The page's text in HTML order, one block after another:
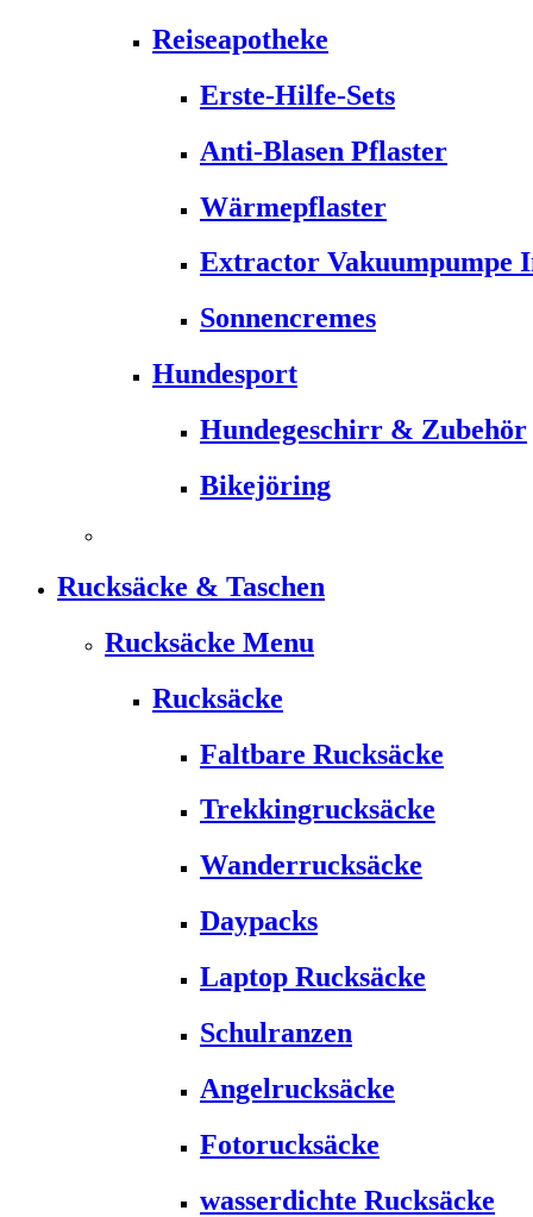
Reiseapotheke
Erste-Hilfe-Sets
Anti-Blasen Pflaster
Wärmepflaster
Extractor Vakuumpumpe
Sonnencremes
Hundesport
Hundegeschirr & Zubehör
Bikejöring
Rucksäcke & Taschen
Rucksäcke Menu
Rucksäcke
Faltbare Rucksäcke
Trekkingrucksäcke
Wanderrucksäcke
Daypacks
Laptop Rucksäcke
Schulranzen
Angelrucksäcke
Fotorucksäcke
wasserdichte Rucksäcke